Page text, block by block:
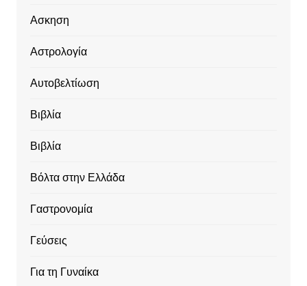
Ασκηση
Αστρολογία
Αυτοβελτίωση
Βιβλία
Βιβλία
Βόλτα στην Ελλάδα
Γαστρονομία
Γεύσεις
Για τη Γυναίκα